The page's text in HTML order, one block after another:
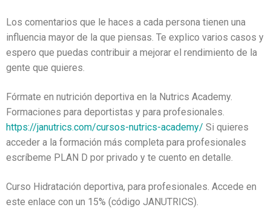
EMBED
Los comentarios que le haces a cada persona tienen una
influencia mayor de la que piensas. Te explico varios casos y
espero que puedas contribuir a mejorar el rendimiento de la
gente que quieres.
Fórmate en nutrición deportiva en la Nutrics Academy.
Formaciones para deportistas y para profesionales.
https://janutrics.com/cursos-nutrics-academy/ Si quieres
acceder a la formación más completa para profesionales
escríbeme PLAN D por privado y te cuento en detalle.
Curso Hidratación deportiva, para profesionales. Accede en
este enlace con un 15% (código JANUTRICS).